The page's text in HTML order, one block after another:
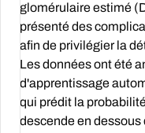
glomérulaire estimé
présenté des
afin de privilégier la
Les données ont été
d'apprentissage
qui prédit la
descende en dessous